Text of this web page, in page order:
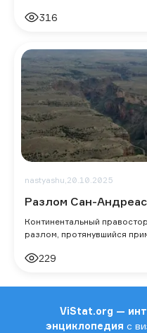
316
nastyashu,20.10.2025
Разлом Сан-Андреас
Континентальный
разлом, протянувшийся
229
ViStat.org —
энциклопедия с